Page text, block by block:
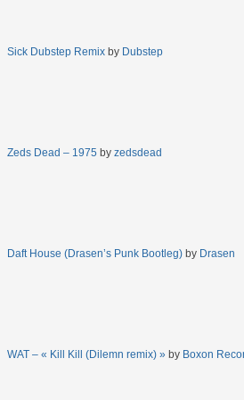
Sick Dubstep Remix by Dubstep
Zeds Dead – 1975 by zedsdead
Daft House (Drasen’s Punk Bootleg) by Drasen
WAT – « Kill Kill (Dilemn remix) » by Boxon